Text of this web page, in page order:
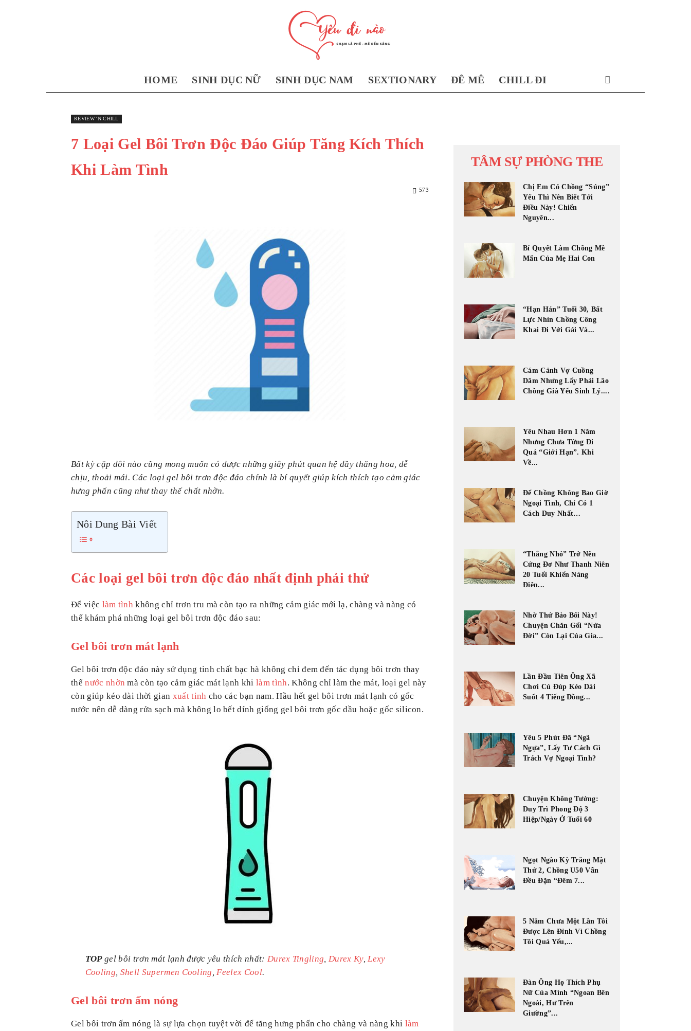
Yêu
HOME SINH DỤC NỮ SINH DỤC NAM SEXTIONARY ĐÊ MÊ CHILL ĐI
REVIEW 'N CHILL
7 Loại Gel Bôi Trơn Độc Đáo Giúp Tăng Kích Thích
Khi Làm Tình
573
Bất kỳ cặp đôi nào cũng mong muốn có được những giây phút quan hệ đầy thăng hoa, dễ
chịu, thoải mái. Các loại gel bôi trơn độc đáo chính là bí quyết giúp kích thích tạo cảm giác
hưng phấn cũng như thay thế chất nhờn.
Nôi Dung Bài Viết
Các loại gel bôi trơn độc đáo nhất định phải thử
Để việc làm tình không chỉ trơn tru mà còn tạo ra những cảm giác mới lạ, chàng và nàng có
thể khám phá những loại gel bôi trơn độc đáo sau:
Gel bôi trơn mát lạnh
Gel bôi trơn độc đáo này sử dụng tinh chất bạc hà không chỉ đem đến tác dụng bôi trơn thay
thếnước nhờn mà còn tạo cảm giác mát lạnh khilàm tình. Không chỉ làm the mát, loại gel này
còn giúp kéo dài thời gian xuất tinh cho các bạn nam. Hầu hết gel bôi trơn mát lạnh có gốc
nước nên dễ dàng rửa sạch mà không lo bết dính giống gel bôi trơn gốc dầu hoặc gốc silicon.
TOPgel bôi trơn mát lạnh được yêu thích nhất: Durex Tingling Durex Ky, Lexy
Cooling Shell Supermen Cooling Feelex Cool.
Gel bôi trơn ấm nóng
Gel bôi trơn ấm nóng là sự lựa chọn tuyệt vời để tăng hưng phấn cho chàng và nàng khi làm
TÂM SỰ PHÒNG THE
Chị Em Có Chồng “Súng”
Yếu Thì Nên Biết Tới
Điều Này! Chiến
Nguyên...
Bí Quyết Làm Chồng Mê
Mẩn Của Mẹ Hai Con
“Hạn Hán” Tuổi 30, Bất
Lực Nhìn Chồng Công
Khai Đi Với Gái Và...
Cám Cảnh Vợ Cuồng
Dâm Nhưng Lấy Phải Lão
Chồng Già Yếu Sinh Lý....
Yêu Nhau Hơn 1 Năm
Nhưng Chưa Từng Đi
Quá “Giới Hạn”. Khi
Về...
Để Chồng Không Bao Giờ
Ngoại Tình, Chỉ Có 1
Cách Duy Nhất…
“Thằng Nhỏ” Trở Nên
Cứng Đơ Như Thanh Niên
20 Tuổi Khiến Nàng
Điên...
Nhờ Thứ Bảo Bối Này!
Chuyện Chăn Gối “Nửa
Đời” Còn Lại Của Gia...
Lần Đầu Tiên Ông Xã
Chơi Cú Đúp Kéo Dài
Suốt 4 Tiếng Đồng...
Yêu 5 Phút Đã “Ngã
Ngựa”, Lấy Tư Cách Gì
Trách Vợ Ngoại Tình?
Chuyện Không Tưởng:
Duy Trì Phong Độ 3
Hiệp/Ngày Ở Tuổi 60
Ngọt Ngào Kỳ Trăng Mật
Thứ 2, Chồng U50 Vẫn
Đều Đặn “Đêm 7...
5 Năm Chưa Một Lần Tôi
Được Lên Đỉnh Vì Chồng
Tôi Quá Yếu,...
Đàn Ông Họ Thích Phụ
Nữ Của Mình “Ngoan Bên
Ngoài, Hư Trên
Giường”...